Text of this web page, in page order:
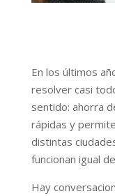
En los últimos
resolver casi
sentido: ahorra
rápidas y
distintas
funcionan igual
Hay